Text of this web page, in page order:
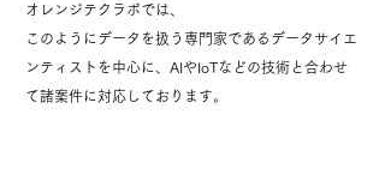
オレンジテクラボでは、
このようにデータを扱う専門家であるデータサイエ
ンティストを中心に、AIやIoTなどの技術と合わせ
て諸案件に対応しております。